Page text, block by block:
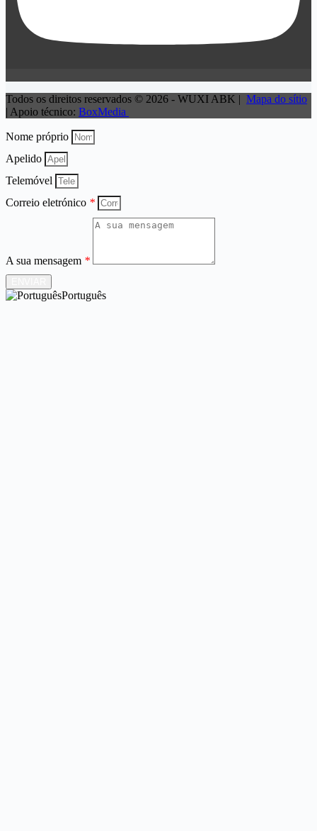
Todos os direitos reservados © 2026 - WUXI ABK | Mapa do sítio
| Apoio técnico: BoxMedia
Nome próprio
Apelido
Telemóvel
Correio eletrónico *
A sua mensagem *
Português